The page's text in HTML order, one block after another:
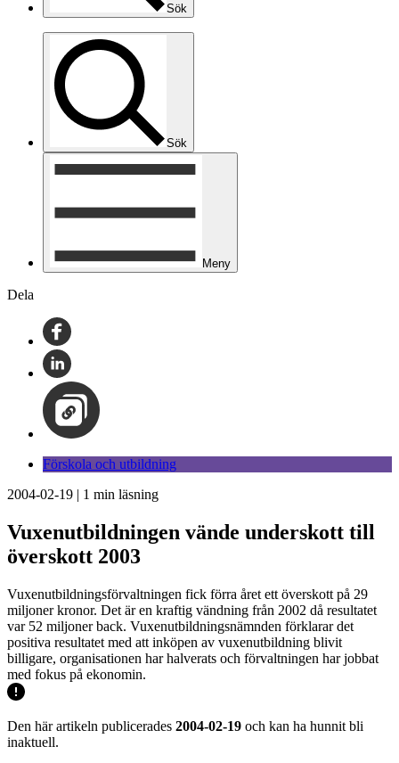
Sök
Sök
Meny
Dela
Förskola och utbildning
2004-02-19 | 1 min läsning
Vuxenutbildningen vände underskott till
överskott 2003
Vuxenutbildningsförvaltningen fick förra året ett överskott på 29
miljoner kronor. Det är en kraftig vändning från 2002 då resultatet
var 52 miljoner back. Vuxenutbildningsnämnden förklarar det
positiva resultatet med att inköpen av vuxenutbildning blivit
billigare, organisationen har halverats och förvaltningen har jobbat
med fokus på ekonomin.
Den här artikeln publicerades 2004-02-19 och kan ha hunnit bli
inaktuell.